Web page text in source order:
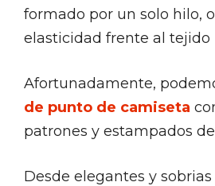
formado por un solo hilo,
elasticidad frente al tejido
Afortunadamente,
de punto de camiseta
patrones y estampados
Desde elegantes y